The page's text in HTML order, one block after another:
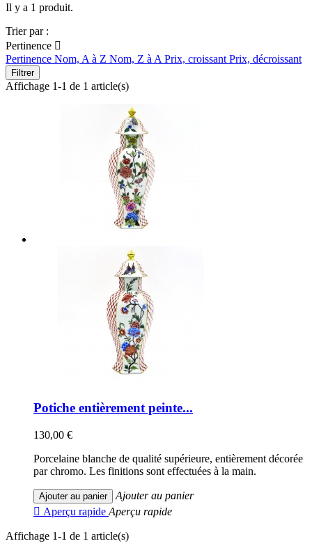
Il y a 1 produit.
Trier par :
Pertinence 
Pertinence Nom, A à Z Nom, Z à A Prix, croissant Prix, décroissant
Filtrer
Affichage 1-1 de 1 article(s)
Potiche entièrement peinte...
130,00 €
Porcelaine blanche de qualité supérieure, entièrement décorée
par chromo. Les finitions sont effectuées à la main.
Ajouter au panier
Ajouter au panier
 Aperçu rapide Aperçu rapide
Affichage 1-1 de 1 article(s)